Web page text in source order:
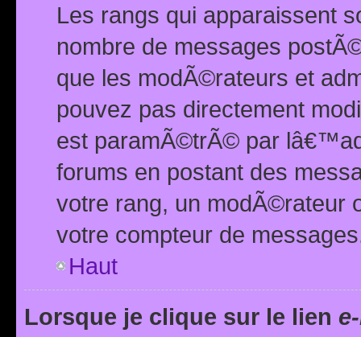
Les rangs qui apparaissent
nombre de messages
que les modÃ©rateurs et
pouvez pas directement
est paramÃ©trÃ© par
forums en postant des
votre rang, un modÃ©rateur
votre compteur de
Haut
Lorsque je clique sur le lien